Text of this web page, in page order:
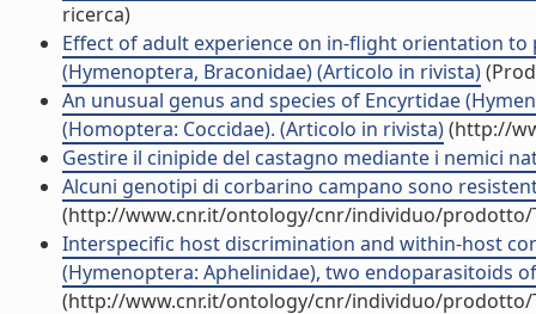
ricerca)
Effect of adult experience on in-flight orientation
(Hymenoptera, Braconidae) (Articolo in rivista)
An unusual genus and species of Encyrtidae
(Homoptera: Coccidae). (Articolo in rivista)(http://
Gestire il cinipide del castagno mediante i nemici
Alcuni genotipi di corbarino campano sono
(http://www.cnr.it/ontology/cnr/individuo/prodotto/
Interspecific host discrimination and within-host
(Hymenoptera: Aphelinidae), two endoparasitoids
(http://www.cnr.it/ontology/cnr/individuo/prodotto/